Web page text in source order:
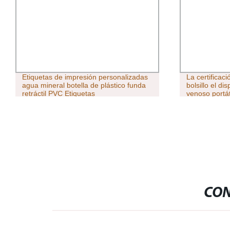
Etiquetas de impresión personalizadas
agua mineral botella de plástico funda
retráctil PVC Etiquetas
La
bolsillo el
venoso